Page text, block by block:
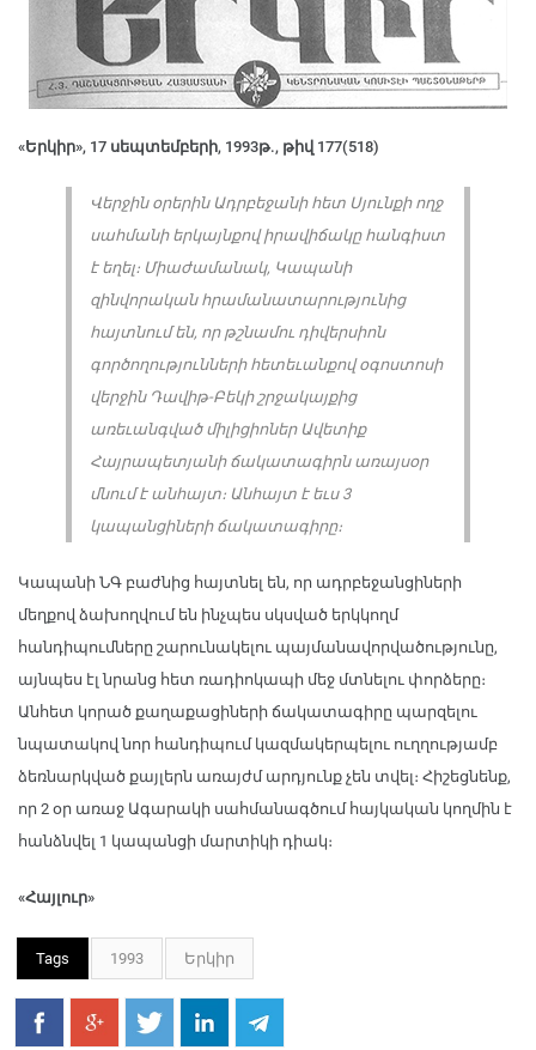
«Երկիր», 17 սեպտեմբերի, 1993թ., թիվ 177(518)
Վերջին օրերին Ադրբեջանի հետ Սյունքի ողջ
սահմանի երկայնքով իրավիճակը հանգիստ
է եղել։ Միաժամանակ, Կապանի
զինվորական հրամանատարությունից
հայտնում են, որ թշնամու դիվերսիոն
գործողությունների հետեւանքով օգոստոսի
վերջին Դավիթ-Բեկի շրջակայքից
առեւանգված միլիցիոներ Ավետիք
Հայրապետյանի ճակատագիրն առայսօր
մնում է անհայտ։ Անհայտ է եւս 3
կապանցիների ճակատագիրը։
Կապանի ՆԳ բաժնից հայտնել են, որ ադրբեջանցիների
մեղքով ձախողվում են ինչպես սկսված երկկողմ
հանդիպումները շարունակելու պայմանավորվածությունը,
այնպես էլ նրանց հետ ռադիոկապի մեջ մտնելու փորձերը։
Անհետ կորած քաղաքացիների ճակատագիրը պարզելու
նպատակով նոր հանդիպում կազմակերպելու ուղղությամբ
ձեռնարկված քայլերն առայժմ արդյունք չեն տվել։ Հիշեցնենք,
որ 2 օր առաջ Ագարակի սահմանագծում հայկական կողմին է
հանձնվել 1 կապանցի մարտիկի դիակ։
«Հայլուր»
Tags 1993 Երկիր